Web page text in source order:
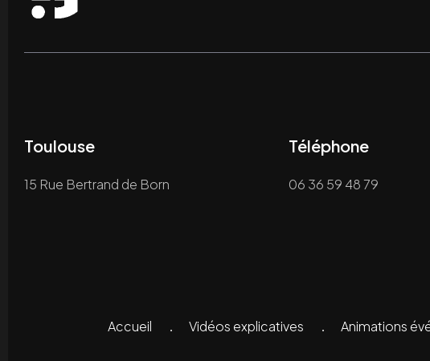
Toulouse
15 Rue Bertrand de Born
Téléphone
06 36 59 48 79
Accueil Vidéos explicatives Animations